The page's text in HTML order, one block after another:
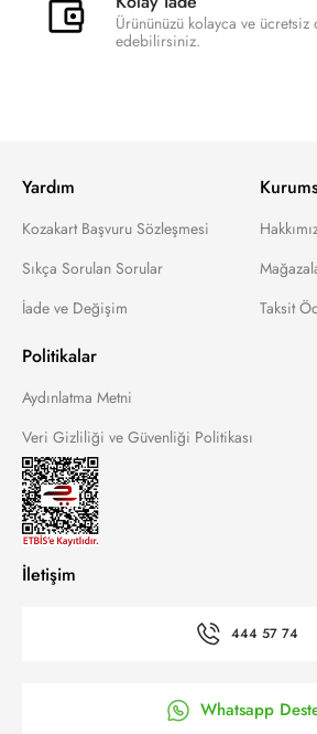
Ürününüzü kolayca ve ücretsiz
edebilirsiniz.
Yardım
Kozakart Başvuru Sözleşmesi
Sıkça Sorulan Sorular
İade ve Değişim
Taksit
Politikalar
Aydınlatma Metni
Veri Gizliliği ve Güvenliği Politikası
İletişim
444 57 74
Whatsapp